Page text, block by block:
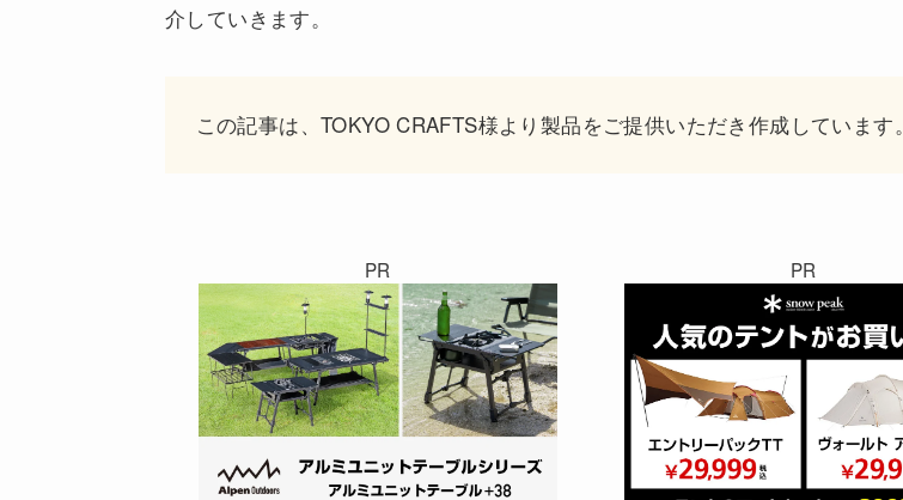
介していきます。
この記事は、TOKYO CRAFTS様より製品をご提供いただき作成しています。
PR PR